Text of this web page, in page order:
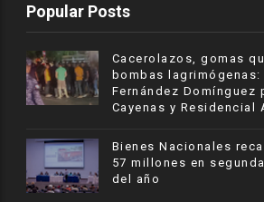
Popular Posts
Cacerolazos, gomas
bombas lagrimógenas:
Fernández Domínguez
Cayenas y Residencial
Bienes Nacionales
57 millones en
del año